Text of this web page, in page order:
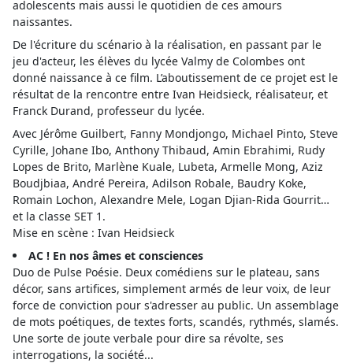
adolescents mais aussi le quotidien de ces amours
naissantes.
De l'écriture du scénario à la réalisation, en passant par le
jeu d'acteur, les élèves du lycée Valmy de Colombes ont
donné naissance à ce film. L’aboutissement de ce projet est le
résultat de la rencontre entre Ivan Heidsieck, réalisateur, et
Franck Durand, professeur du lycée.
Avec Jérôme Guilbert, Fanny Mondjongo, Michael Pinto, Steve
Cyrille, Johane Ibo, Anthony Thibaud, Amin Ebrahimi, Rudy
Lopes de Brito, Marlène Kuale, Lubeta, Armelle Mong, Aziz
Boudjbiaa, André Pereira, Adilson Robale, Baudry Koke,
Romain Lochon, Alexandre Mele, Logan Djian-Rida Gourrit…
et la classe SET 1.
Mise en scène : Ivan Heidsieck
AC ! En nos âmes et consciences
Duo de Pulse Poésie. Deux comédiens sur le plateau, sans
décor, sans artifices, simplement armés de leur voix, de leur
force de conviction pour s'adresser au public. Un assemblage
de mots poétiques, de textes forts, scandés, rythmés, slamés.
Une sorte de joute verbale pour dire sa révolte, ses
interrogations, la société...